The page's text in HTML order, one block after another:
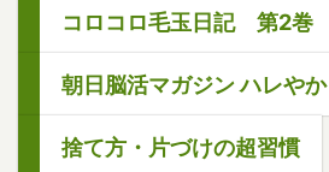
コロコロ毛玉日記 第2巻
朝日脳活マガジン ハレやか
捨て方・片づけの超習慣